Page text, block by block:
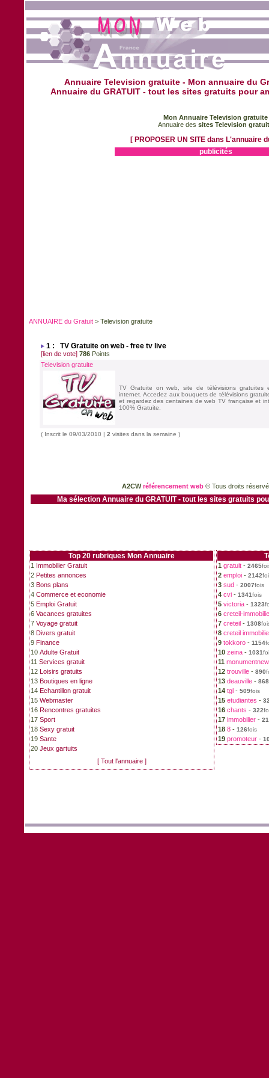
Annuaire Television gratuite - Mon annuaire du
Annuaire du GRATUIT - tout les sites gratuits pour
Mon Annuaire Television gratuite
Annuaire des sites Television
[ PROPOSER UN SITE dans L'annuaire
publicités
ANNUAIRE du Gratuit > Television gratuite
1 : TV Gratuite on web - free tv live
[lien de vote] 786 Points
Television gratuite
TV Gratuite on web, site de télévisions gratuites
internet. Accedez aux bouquets de télévisions
et regardez des centaines de web TV française et
100% Gratuite.
( Inscrit le 09/03/2010 | 2 visites dans la semaine )
A2CWréférencement web © Tous droits
Ma sélection Annuaire du GRATUIT - tout les sites gratuits
Top 20 rubriques Mon Annuaire
1 Immobilier Gratuit
2 Petites annonces
3 Bons plans
4 Commerce et economie
5 Emploi Gratuit
6 Vacances gratuites
7 Voyage gratuit
8 Divers gratuit
9 Finance
10 Adulte Gratuit
11 Services gratuit
12 Loisirs gratuits
13 Boutiques en ligne
14 Echantillon gratuit
15 Webmaster
16 Rencontres gratuites
17 Sport
18 Sexy gratuit
19 Sante
20 Jeux gartuits
[ Tout l'annuaire ]
1 gratuit - 2465
2 emploi - 2142
3 sud - 2007fois
4 cvi - 1341fois
5 victoria - 1323
6 creteil-
7 creteil - 1308
8 creteil
9 tokkoro - 1154
10 zeina - 1031
11
12 trouville - 890
13 deauville - 868
14 tgl - 509fois
15 etudiantes -
16 chants - 322
17 immobilier -
18 8 - 126fois
19 promoteur -